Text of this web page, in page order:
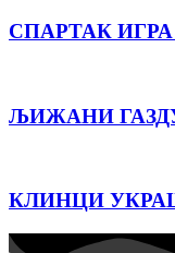
СПАРТАК
ЉИЖАНИ
КЛИНЦИ